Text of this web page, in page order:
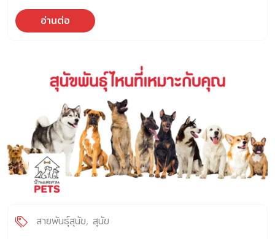
ครั้งนี้เกิดจากความร่วมมือระหว่าง ผู้เชี่ยวชาญด้านพฤติกรรม
สัตว์เลี้ยง และ ผู้เชี่ยวชาญเรื่องการรับรู้ของสัตว์เลี้ยงลูกด้วย
เพื่อนต่างสายพันธุ์ และเป็นการหาหลักฐานยืนยันเพิ่มเติมว่า สุนัข
รับฟังสิ่งที่เราพูด ทีมนักวิจัยได้ให้ข้อมูลที่น่าสนใจว่า สุนัขที่เป็น
สัตว์เลี้ยงของเรา อาจเข้าใจการสื่อสารของมนุษย์ได้ลึกซึ้งกว่าที่
เราเคยศึกษามาก่อนหน้านี้ โดยการศึกษานี้ในสุนัขบ้าน (Canis
familiaris) ทีมนักวิจัยสังเกตพบว่า สุนัขสามารถจดจำความ
หมายคำพูดซ้ำ ๆ ของมนุษย์ได้ และพวกเขาได้รายงานผลการ
ศึกษานี้ในวารสาร Animal Cognition โดยใจความสำคัญของ
ผลการศึกษา ระบุว่า “สุนัขรับฟังเราพูดตลอดเวลา แม้ว่าคำพูด
นั้นไม่ได้สื่อสารไปที่สุนัขก็ตาม โดยสุนัขมีความสามารถในการก
แม้ว่าเราจะใช้นำเสียงราบเรียบปกติ” ความสามารถของสุนัขเรื่อง
อ่านต่อ
สายพันธุ์สุนัข สุนัข